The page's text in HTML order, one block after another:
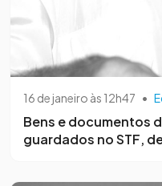
16 de janeiro às 12h47 •
Bens e documentos
guardados no STF,